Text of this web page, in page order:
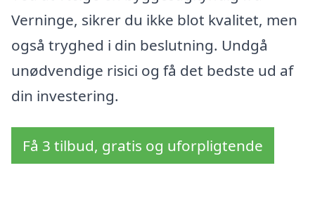
Verninge, sikrer du ikke blot kvalitet, men
også tryghed i din beslutning. Undgå
unødvendige risici og få det bedste ud af
din investering.
Få 3 tilbud, gratis og uforpligtende